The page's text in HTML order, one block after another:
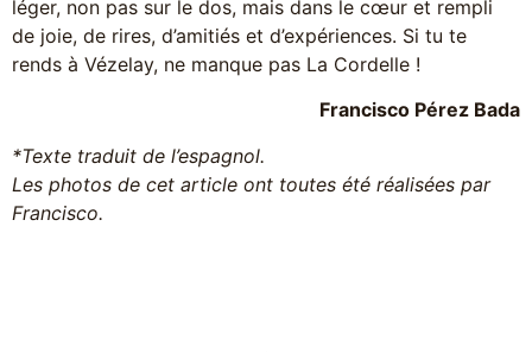
léger, non pas sur le dos, mais dans le cœur et rempli
de joie, de rires, d’amitiés et d’expériences. Si tu te
rends à Vézelay, ne manque pas La Cordelle !
Francisco Pérez Bada
*Texte traduit de l’espagnol.
Les photos de cet article ont toutes été réalisées par
Francisco.